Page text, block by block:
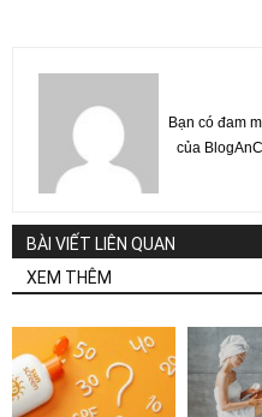
Bạn có đam
của
BÀI VIẾT LIÊN QUAN
XEM THÊM